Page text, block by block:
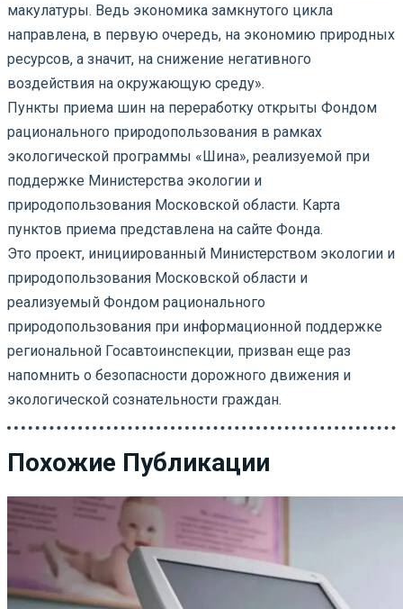
макулатуры. Ведь экономика замкнутого цикла
направлена, в первую очередь, на экономию природных
ресурсов, а значит, на снижение негативного
воздействия на окружающую среду».
Пункты приема шин на переработку открыты Фондом
рационального природопользования в рамках
экологической программы «Шина», реализуемой при
поддержке Министерства экологии и
природопользования Московской области. Карта
пунктов приема представлена на сайте Фонда.
Это проект, инициированный Министерством экологии и
природопользования Московской области и
реализуемый Фондом рационального
природопользования при информационной поддержке
региональной Госавтоинспекции, призван еще раз
напомнить о безопасности дорожного движения и
экологической сознательности граждан.
Похожие Публикации